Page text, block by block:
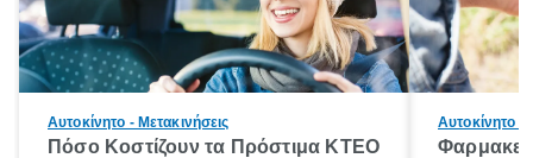
Αυτοκίνητο - Μετακινήσεις
Πόσο Κοστίζουν τα Πρόστιμα ΚΤΕΟ
Αυτοκίνητο -